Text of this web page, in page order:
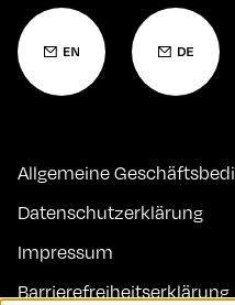
Allgemeine
Datenschutzerklärung
Impressum
Barrierefreiheitserklärung